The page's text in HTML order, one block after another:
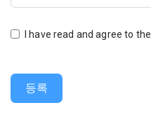
I have read and agree to the
등록